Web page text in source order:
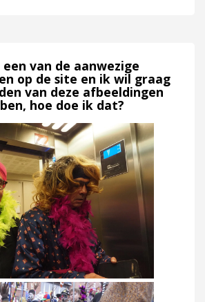
een van de aanwezige
op de site en ik wil graag
van deze afbeeldingen
hoe doe ik dat?